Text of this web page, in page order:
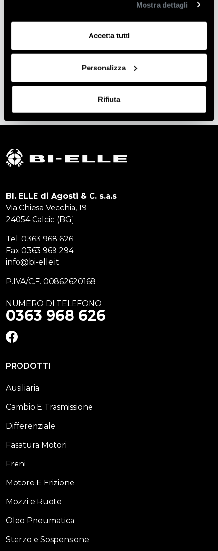
Mostra dettagli
Accetta tutti
Personalizza
Rifiuta
Informazioni aggiuntive
Bi-Elle
BI. ELLE di Agosti & C. s.a.s
Via Chiesa Vecchia, 19
24054 Calcio (BG)
Tel. 0363 968 626
Fax 0363 969 294
info@bi-elle.it
P.IVA/C.F. 00862620168
NUMERO DI TELEFONO
0363 968 626
FACEBOOK
PRODOTTI
Ausiliaria
Cambio E Trasmissione
Differenziale
Fasatura Motori
Freni
Motore E Frizione
Mozzi e Ruote
Oleo Pneumatica
Sterzo e Sospensione